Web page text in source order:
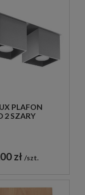
PLAFON
2 SZARY
zł szt.